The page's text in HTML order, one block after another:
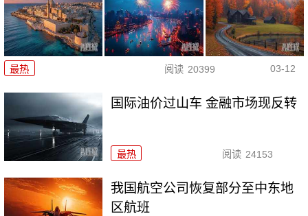
最热 阅读 20399 03-12
国际油价过山车 金融市场现反转
最热 阅读 24153
我国航空公司恢复部分至中东地
区航班